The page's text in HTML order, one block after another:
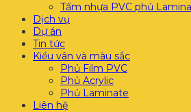
Tấm nhựa PVC phủ
Dịch vụ
Dự án
Tin tức
Kiểu vân và màu sắc
Phủ Film PVC
Phủ Acrylic
Phủ Laminate
Liên hệ